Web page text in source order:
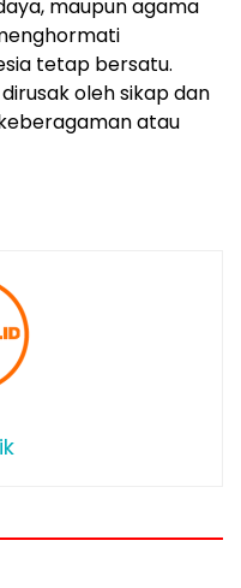
maupun agama
tetap bersatu.
oleh sikap dan
atau